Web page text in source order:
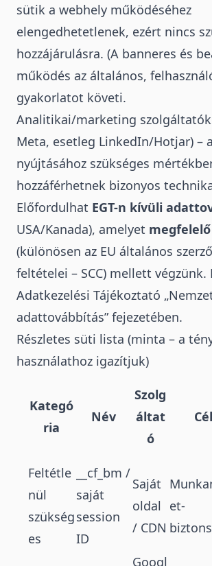
sütik a webhely működéséhez
elengedhetetlenek, ezért nincs
hozzájárulásra. (A banneres és
működés az általános,
gyakorlatot követi.
Analitikai/marketing szolgáltatók
Meta, esetleg LinkedIn/Hotjar) –
nyújtásához szükséges
hozzáférhetnek bizonyos
Előfordulhat EGT-n kívüli
USA/Kanada), amelyet
(különösen az EU általános
feltételei – SCC) mellett végzünk.
Adatkezelési Tájékoztató
adattovábbítás” fejezetében.
Részletes süti lista (minta – a
használathoz igazítjuk)
Kategó
ria
Név
Szolg
áltat
ó
Cél
Feltétle
nül
szükség
es
__cf_bm /
saját
session
ID
Saját
oldal
/ CDN
et-
Googl